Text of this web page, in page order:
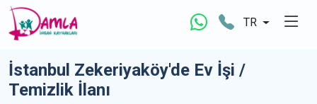
TR
İstanbul Zekeriyaköy'de Ev İşi /
Temizlik İlanı